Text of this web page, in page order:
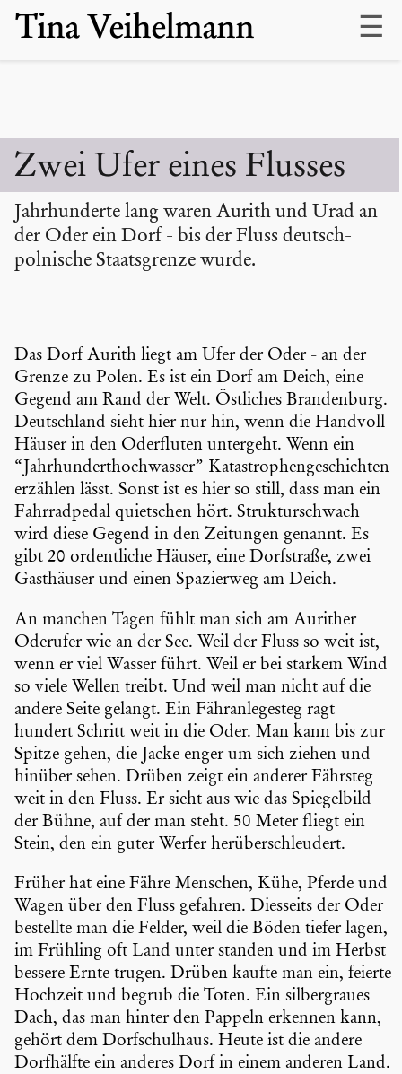
Skip
Tina Veihelmann
Zwei Ufer eines Flusses
Jahrhun­derte lang waren Aurith und Urad an
der Oder ein Dorf - bis der Fluss deutsch-
polnische Staats­grenze wurde.
Das Dorf Aurith liegt am Ufer der Oder - an der
Grenze zu Polen. Es ist ein Dorf am Deich, eine
Gegend am Rand der Welt. Östliches Branden­burg.
Deutsch­land sieht hier nur hin, wenn die Handvoll
Häuser in den Oderfluten untergeht. Wenn ein
“Jahrhun­dert­hoch­wasser” Katastro­phen­ge­schichten
erzählen lässt. Sonst ist es hier so still, dass man ein
Fahrrad­pedal quiet­schen hört. Struk­tur­schwach
wird diese Gegend in den Zeitungen genannt. Es
gibt 20 ordent­liche Häuser, eine Dorfstraße, zwei
Gasthäuser und einen Spazierweg am Deich.
An manchen Tagen fühlt man sich am Aurither
Oderufer wie an der See. Weil der Fluss so weit ist,
wenn er viel Wasser führt. Weil er bei starkem Wind
so viele Wellen treibt. Und weil man nicht auf die
andere Seite gelangt. Ein Fähran­le­ge­steg ragt
hundert Schritt weit in die Oder. Man kann bis zur
Spitze gehen, die Jacke enger um sich ziehen und
hinüber sehen. Drüben zeigt ein anderer Fährsteg
weit in den Fluss. Er sieht aus wie das Spiegel­bild
der Bühne, auf der man steht. 50 Meter fliegt ein
Stein, den ein guter Werfer herüber­schleu­dert.
Früher hat eine Fähre Menschen, Kühe, Pferde und
Wagen über den Fluss gefahren. Diesseits der Oder
bestellte man die Felder, weil die Böden tiefer lagen,
im Frühling oft Land unter standen und im Herbst
bessere Ernte trugen. Drüben kaufte man ein, feierte
Hochzeit und begrub die Toten. Ein silber­graues
Dach, das man hinter den Pappeln erkennen kann,
gehört dem Dorfschul­haus. Heute ist die andere
Dorfhälfte ein anderes Dorf in einem anderen Land.